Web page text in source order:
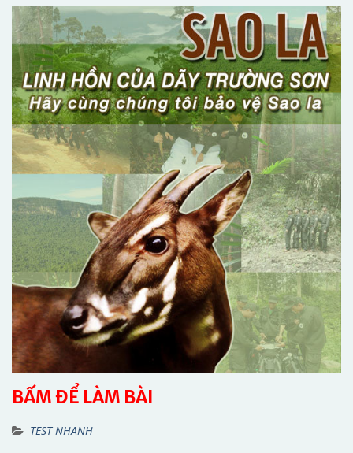
BẤM ĐỂ LÀM BÀI
TEST NHANH